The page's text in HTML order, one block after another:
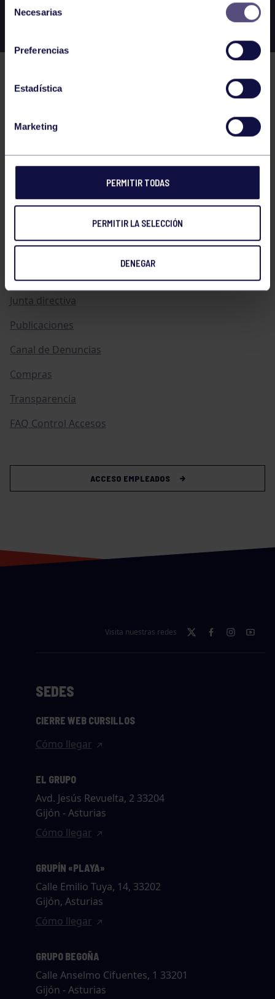
Necesarias
Preferencias
Estadística
Marketing
PERMITIR TODAS
PERMITIR LA SELECCIÓN
DENEGAR
EL GRUPO
Historia
Ventajas
Empleo
Junta directiva
Publicaciones
Canal de Denuncias
Compras
Transparencia
FAQ Control Accesos
ACCESO EMPLEADOS
Visita nuestras redes
SEDES
CIERRE WEB CURSILLOS
Cómo llegar
EL GRUPO
Avd. Jesús Revuelta, 2 33204
Gijón - Asturias
Cómo llegar
GRUPÍN «PLAYA»
Calle Emilio Tuya, 14, 33202
Gijón, Asturias
Cómo llegar
GRUPO BEGOÑA
Calle Anselmo Cifuentes, 1 33201
Gijón - Asturias